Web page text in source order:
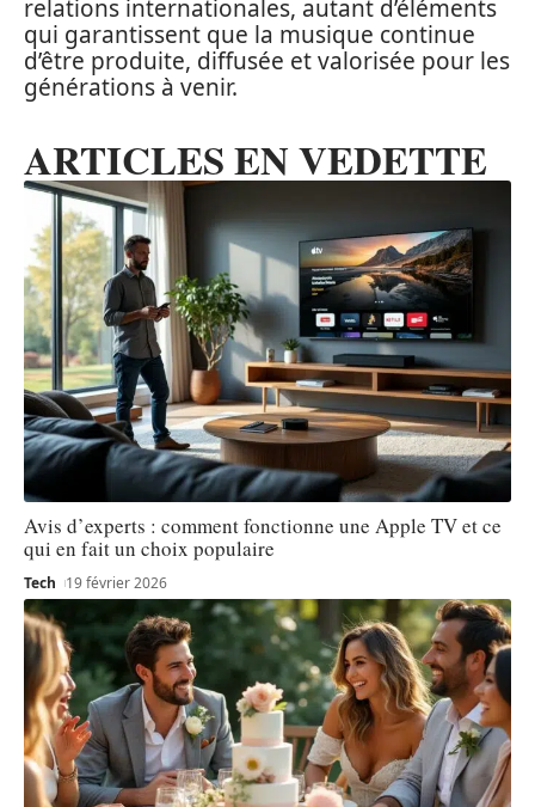
relations internationales, autant d’éléments
qui garantissent que la musique continue
d’être produite, diffusée et valorisée pour les
générations à venir.
ARTICLES EN VEDETTE
Avis d’experts : comment fonctionne une Apple TV et ce
qui en fait un choix populaire
Tech 19 février 2026